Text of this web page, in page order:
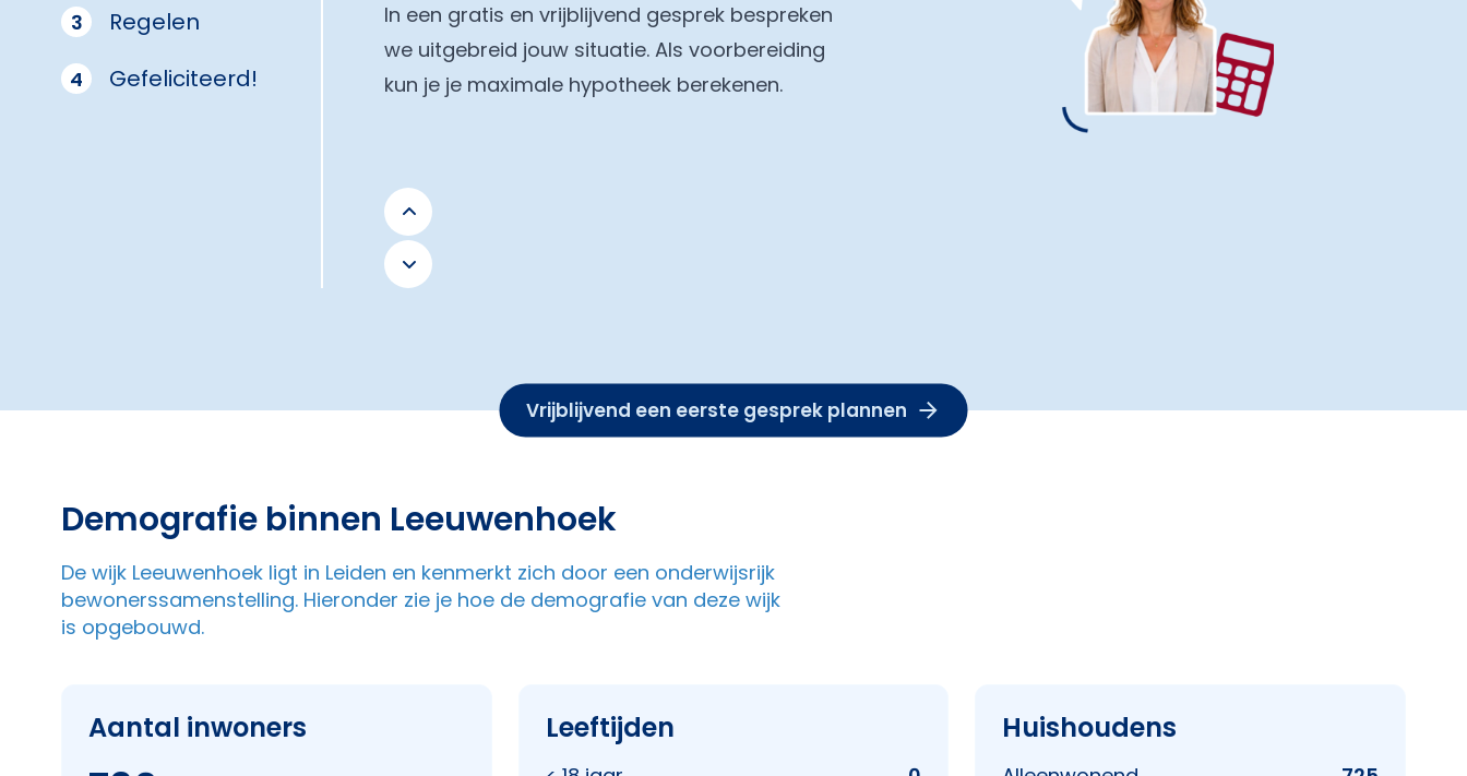
3 Regelen
4 Gefeliciteerd!
In een gratis en vrijblijvend gesprek bespreken
we uitgebreid jouw situatie. Als voorbereiding
kun je je maximale hypotheek berekenen.
Vrijblijvend een eerste gesprek plannen
Demografie binnen Leeuwenhoek
De wijk Leeuwenhoek ligt in Leiden en kenmerkt zich door een onderwijsrijk
bewonerssamenstelling. Hieronder zie je hoe de demografie van deze wijk
is opgebouwd.
Aantal inwoners Leeftijden Huishoudens